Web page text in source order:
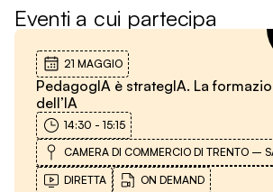
Eventi a cui partecipa
21 MAGGIO
PedagogIA è strategIA. La
dell’IA
14:30 - 15:15
CAMERA DI COMMERCIO DI TRENTO –
DIRETTA ON DEMAND